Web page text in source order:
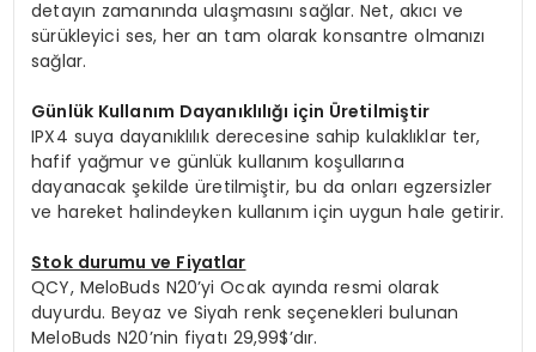
detayın zamanında ulaşmasını sağlar. Net, akıcı ve
sürükleyici ses, her an tam olarak konsantre olmanızı
sağlar.
Günlük Kullanım Dayanıklılığı için Üretilmiştir
IPX4 suya dayanıklılık derecesine sahip kulaklıklar ter,
hafif yağmur ve günlük kullanım koşullarına
dayanacak şekilde üretilmiştir, bu da onları egzersizler
ve hareket halindeyken kullanım için uygun hale getirir.
Stok durumu ve Fiyatlar
QCY, MeloBuds N20’yi Ocak ayında resmi olarak
duyurdu. Beyaz ve Siyah renk seçenekleri bulunan
MeloBuds N20’nin fiyatı 29,99$’dır.